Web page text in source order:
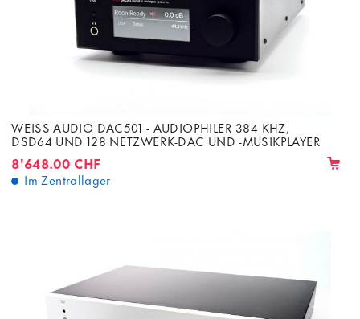
WEISS AUDIO DAC501 - AUDIOPHILER 384 KHZ,
DSD64 UND 128 NETZWERK-DAC UND -MUSIKPLAYER
8'648.00 CHF
Im Zentrallager